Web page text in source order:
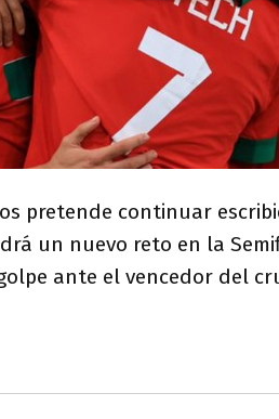
pretende continuar
un nuevo reto en la
ante el vencedor del